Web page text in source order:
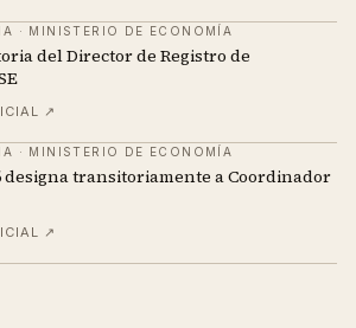
· MINISTERIO DE ECONOMÍA
del Director de Registro de
↗
· MINISTERIO DE ECONOMÍA
designa transitoriamente a Coordinador
↗